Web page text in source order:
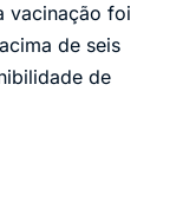
vacinação foi
de seis
de